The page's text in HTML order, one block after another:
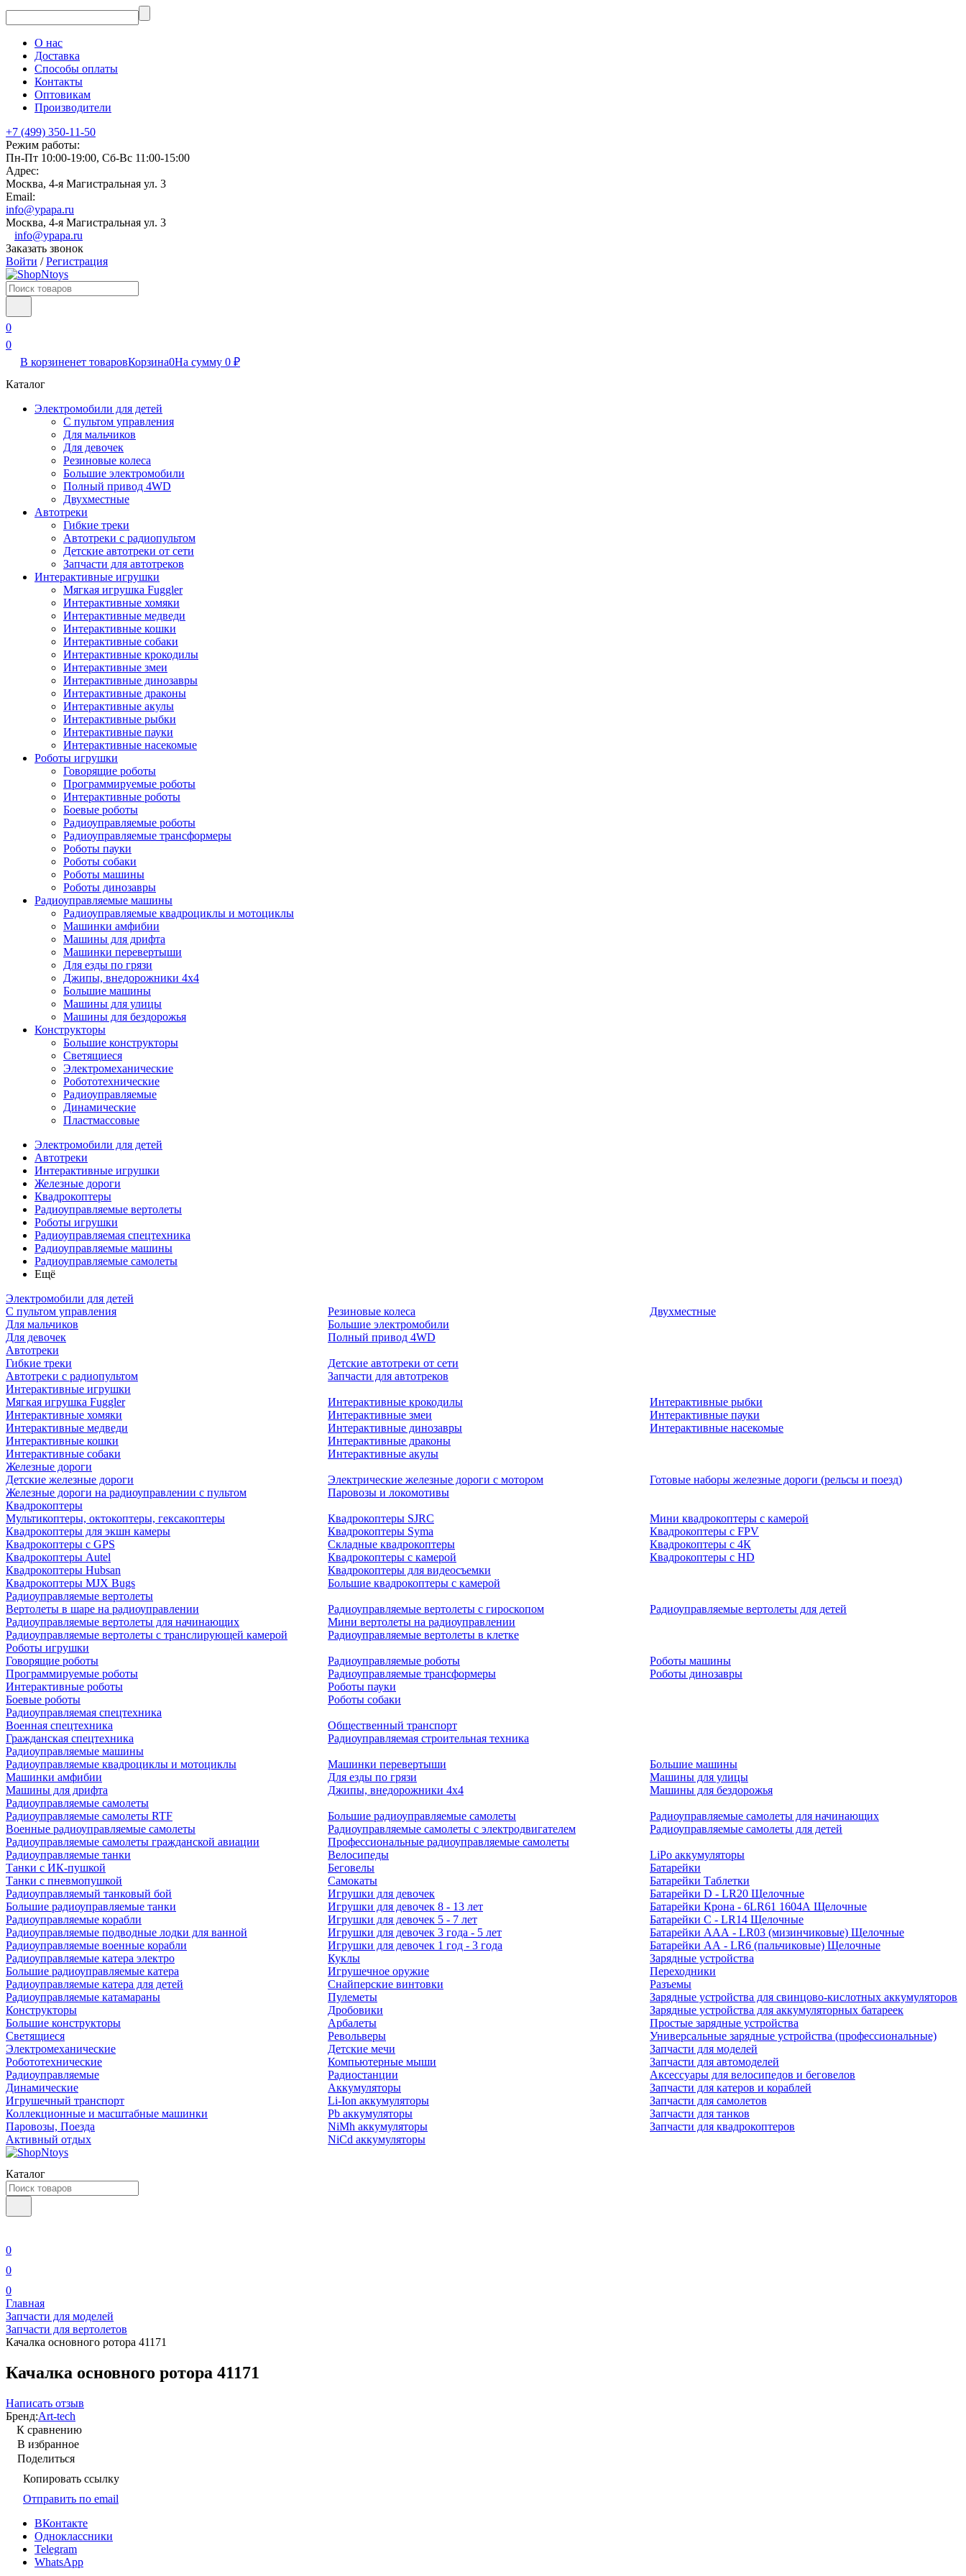
О нас
Доставка
Способы оплаты
Контакты
Оптовикам
Производители
+7 (499) 350-11-50
Режим работы:
Пн-Пт 10:00-19:00, Сб-Вс 11:00-15:00
Адрес:
Москва, 4-я Магистральная ул. 3
Email:
info@ypapa.ru
Москва, 4-я Магистральная ул. 3
info@ypapa.ru
Заказать звонок
Войти /Регистрация
0
0
В корзиненет товаровКорзина0На сумму 0 ₽
Каталог
Электромобили для детей
С пультом управления
Для мальчиков
Для девочек
Резиновые колеса
Большие электромобили
Полный привод 4WD
Двухместные
Автотреки
Гибкие треки
Автотреки с радиопультом
Детские автотреки от сети
Запчасти для автотреков
Интерактивные игрушки
Мягкая игрушка Fuggler
Интерактивные хомяки
Интерактивные медведи
Интерактивные кошки
Интерактивные собаки
Интерактивные крокодилы
Интерактивные змеи
Интерактивные динозавры
Интерактивные драконы
Интерактивные акулы
Интерактивные рыбки
Интерактивные пауки
Интерактивные насекомые
Роботы игрушки
Говорящие роботы
Программируемые роботы
Интерактивные роботы
Боевые роботы
Радиоуправляемые роботы
Радиоуправляемые трансформеры
Роботы пауки
Роботы собаки
Роботы машины
Роботы динозавры
Радиоуправляемые машины
Радиоуправляемые квадроциклы и мотоциклы
Машинки амфибии
Машины для дрифта
Машинки перевертыши
Для езды по грязи
Джипы, внедорожники 4x4
Большие машины
Машины для улицы
Машины для бездорожья
Конструкторы
Большие конструкторы
Светящиеся
Электромеханические
Робототехнические
Радиоуправляемые
Динамические
Пластмассовые
Электромобили для детей
Автотреки
Интерактивные игрушки
Железные дороги
Квадрокоптеры
Радиоуправляемые вертолеты
Роботы игрушки
Радиоуправляемая спецтехника
Радиоуправляемые машины
Радиоуправляемые самолеты
Ещё
Электромобили для детей
С пультом управления
Для мальчиков
Для девочек
Резиновые колеса
Большие электромобили
Полный привод 4WD
Двухместные
Автотреки
Гибкие треки
Автотреки с радиопультом
Детские автотреки от сети
Запчасти для автотреков
Интерактивные игрушки
Мягкая игрушка Fuggler
Интерактивные хомяки
Интерактивные медведи
Интерактивные кошки
Интерактивные собаки
Интерактивные крокодилы
Интерактивные змеи
Интерактивные динозавры
Интерактивные драконы
Интерактивные акулы
Интерактивные рыбки
Интерактивные пауки
Интерактивные насекомые
Железные дороги
Детские железные дороги
Железные дороги на радиоуправлении с пультом
Электрические железные дороги с мотором
Паровозы и локомотивы
Готовые наборы железные дороги (рельсы и поезд)
Квадрокоптеры
Мультикоптеры, октокоптеры, гексакоптеры
Квадрокоптеры для экшн камеры
Квадрокоптеры с GPS
Квадрокоптеры Autel
Квадрокоптеры Hubsan
Квадрокоптеры MJX Bugs
Квадрокоптеры SJRC
Квадрокоптеры Syma
Складные квадрокоптеры
Квадрокоптеры с камерой
Квадрокоптеры для видеосъемки
Большие квадрокоптеры с камерой
Мини квадрокоптеры с камерой
Квадрокоптеры с FPV
Квадрокоптеры с 4К
Квадрокоптеры с HD
Радиоуправляемые вертолеты
Вертолеты в шаре на радиоуправлении
Радиоуправляемые вертолеты для начинающих
Радиоуправляемые вертолеты с транслирующей камерой
Радиоуправляемые вертолеты с гироскопом
Мини вертолеты на радиоуправлении
Радиоуправляемые вертолеты в клетке
Радиоуправляемые вертолеты для детей
Роботы игрушки
Говорящие роботы
Программируемые роботы
Интерактивные роботы
Боевые роботы
Радиоуправляемые роботы
Радиоуправляемые трансформеры
Роботы пауки
Роботы собаки
Роботы машины
Роботы динозавры
Радиоуправляемая спецтехника
Военная спецтехника
Гражданская спецтехника
Общественный транспорт
Радиоуправляемая строительная техника
Радиоуправляемые машины
Радиоуправляемые квадроциклы и мотоциклы
Машинки амфибии
Машины для дрифта
Машинки перевертыши
Для езды по грязи
Джипы, внедорожники 4x4
Большие машины
Машины для улицы
Машины для бездорожья
Радиоуправляемые самолеты
Радиоуправляемые самолеты RTF
Военные радиоуправляемые самолеты
Радиоуправляемые самолеты гражданской авиации
Большие радиоуправляемые самолеты
Радиоуправляемые самолеты с электродвигателем
Профессиональные радиоуправляемые самолеты
Радиоуправляемые самолеты для начинающих
Радиоуправляемые самолеты для детей
Радиоуправляемые танки
Танки с ИК-пушкой
Танки с пневмопушкой
Радиоуправляемый танковый бой
Большие радиоуправляемые танки
Радиоуправляемые корабли
Радиоуправляемые подводные лодки для ванной
Радиоуправляемые военные корабли
Радиоуправляемые катера электро
Большие радиоуправляемые катера
Радиоуправляемые катера для детей
Радиоуправляемые катамараны
Конструкторы
Большие конструкторы
Светящиеся
Электромеханические
Робототехнические
Радиоуправляемые
Динамические
Игрушечный транспорт
Коллекционные и масштабные машинки
Паровозы, Поезда
Активный отдых
Велосипеды
Беговелы
Самокаты
Игрушки для девочек
Игрушки для девочек 8 - 13 лет
Игрушки для девочек 5 - 7 лет
Игрушки для девочек 3 года - 5 лет
Игрушки для девочек 1 год - 3 года
Куклы
Игрушечное оружие
Снайперские винтовки
Пулеметы
Дробовики
Арбалеты
Револьверы
Детские мечи
Компьютерные мыши
Радиостанции
Аккумуляторы
Li-Ion аккумуляторы
Pb аккумуляторы
NiMh аккумуляторы
NiCd аккумуляторы
LiPo аккумуляторы
Батарейки
Батарейки Таблетки
Батарейки D - LR20 Щелочные
Батарейки Крона - 6LR61 1604A Щелочные
Батарейки C - LR14 Щелочные
Батарейки AAA - LR03 (мизинчиковые) Щелочные
Батарейки AA - LR6 (пальчиковые) Щелочные
Зарядные устройства
Переходники
Разъемы
Зарядные устройства для свинцово-кислотных аккумуляторов
Зарядные устройства для аккумуляторных батареек
Простые зарядные устройства
Универсальные зарядные устройства (профессиональные)
Запчасти для моделей
Запчасти для автомоделей
Аксессуары для велосипедов и беговелов
Запчасти для катеров и кораблей
Запчасти для самолетов
Запчасти для танков
Запчасти для квадрокоптеров
Каталог
0
0
0
Главная
Запчасти для моделей
Запчасти для вертолетов
Качалка основного ротора 41171
Качалка основного ротора 41171
Написать отзыв
Бренд:Art-tech
К сравнению
В избранное
Поделиться
Копировать ссылку
Отправить по email
ВКонтакте
Одноклассники
Telegram
WhatsApp